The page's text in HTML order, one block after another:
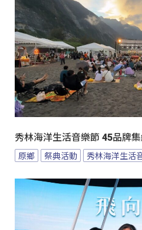
秀林海洋生活音樂節 45品牌
原鄉 祭典活動 秀林海洋生活